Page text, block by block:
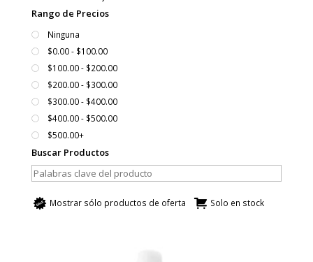
Rango de Precios
Ninguna
$0.00 - $100.00
$100.00 - $200.00
$200.00 - $300.00
$300.00 - $400.00
$400.00 - $500.00
$500.00+
Buscar Productos
Mostrar sólo productos de oferta Solo en stock